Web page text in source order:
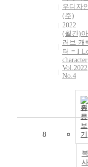
우디자
(주)
2022
(월간)
러브 캐
터 = I
character
Vol.2022
No.4
원
문
보
기
복
8